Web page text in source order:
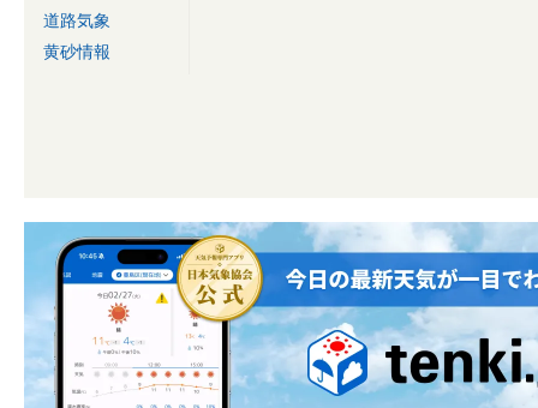
道路気象
黄砂情報